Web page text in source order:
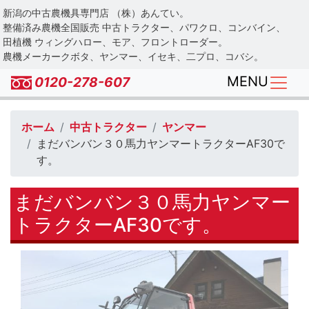
Skip
to
main
content
新潟の中古農機具専門店 （株）あんてい。
整備済み農機全国販売 中古トラクター、パワクロ、コンバイン、
田植機 ウィングハロー、モア、フロントローダー。
農機メーカークボタ、ヤンマー、イセキ、二プロ、コバシ。
0120-278-607 MENU
ホーム 中古トラクター
ヤンマー
まだバンバン３０馬力ヤンマートラクターAF30で
す。
まだバンバン３０馬力ヤンマー
トラクターAF30です。